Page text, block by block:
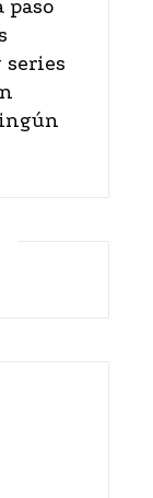
paso
series